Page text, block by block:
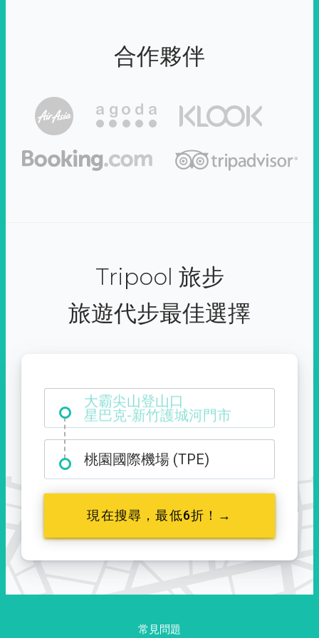
合作夥伴
Tripool 旅步
旅遊代步最佳選擇
大霸尖山登山口
桃園國際機場 (TPE)
現在搜尋，最低6折！→
常見問題